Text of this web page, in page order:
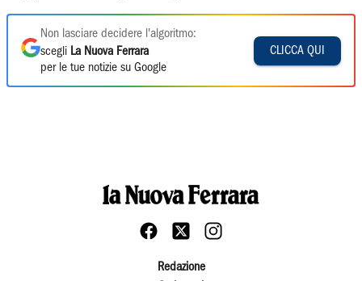
Non lasciare decidere l'algoritmo:
scegli La Nuova Ferrara
per le tue notizie su Google
CLICCA QUI
Redazione